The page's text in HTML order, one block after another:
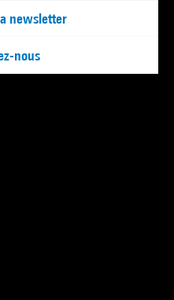
newsletter
nous